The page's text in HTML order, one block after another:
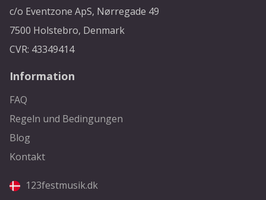
c/o Eventzone ApS, Nørregade 49
7500 Holstebro, Denmark
CVR: 43349414
Information
FAQ
Regeln und Bedingungen
Blog
Kontakt
123festmusik.dk